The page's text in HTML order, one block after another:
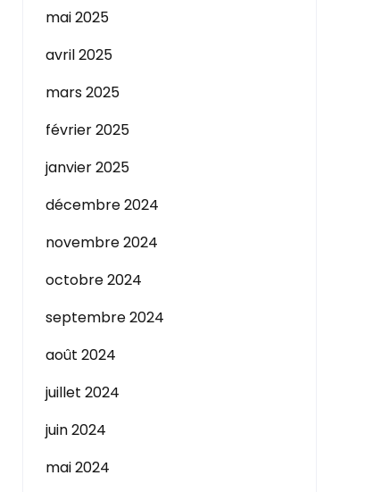
mai 2025
avril 2025
mars 2025
février 2025
janvier 2025
décembre 2024
novembre 2024
octobre 2024
septembre 2024
août 2024
juillet 2024
juin 2024
mai 2024